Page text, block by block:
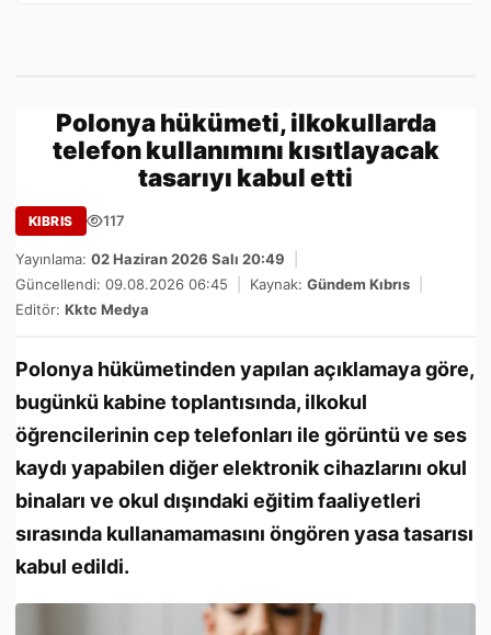
Polonya hükümeti, ilkokullarda
telefon kullanımını kısıtlayacak
tasarıyı kabul etti
KIBRIS 117
Yayınlama: 02 Haziran 2026 Salı 20:49
Güncellendi: 09.08.2026 06:45
Kaynak: Gündem Kıbrıs
Editör: Kktc Medya
Polonya hükümetinden yapılan açıklamaya göre,
bugünkü kabine toplantısında, ilkokul
öğrencilerinin cep telefonları ile görüntü ve ses
kaydı yapabilen diğer elektronik cihazlarını okul
binaları ve okul dışındaki eğitim faaliyetleri
sırasında kullanamamasını öngören yasa tasarısı
kabul edildi.